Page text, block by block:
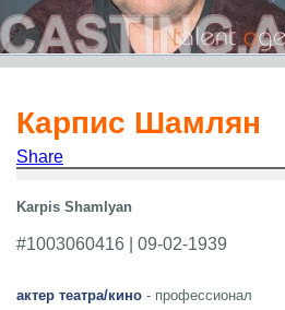
Карпис Шамлян
Share
Karpis Shamlyan
#1003060416 | 09-02-1939
актер театра/кино - профессионал